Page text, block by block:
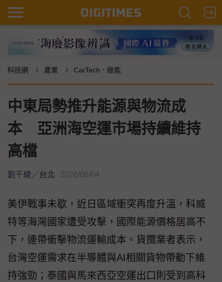
科技網 產業 CarTech．綠能
中東局勢推升能源與物流成
本 亞洲海空運市場持續維持
高檔
劉千綾／台北 2026/06/04
美伊戰事未歇，近日區域衝突再度升溫，科威
特等海灣國家遭受攻擊，國際能源價格居高不
下，連帶衝擊物流運輸成本。貨攬業者表示，
台灣空運需求在半導體與AI相關貨物帶動下維
持強勁；泰國與馬來西亞空運出口則受到高科